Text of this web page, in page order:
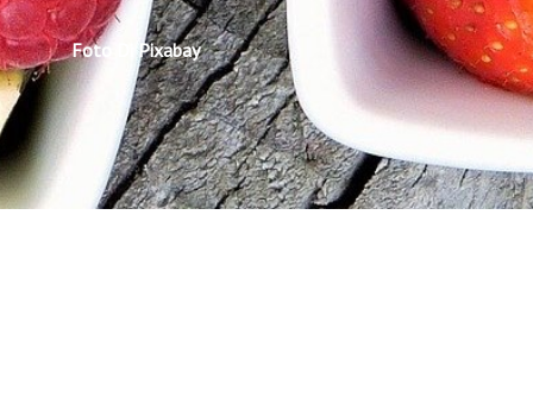
Foto Di Pixabay